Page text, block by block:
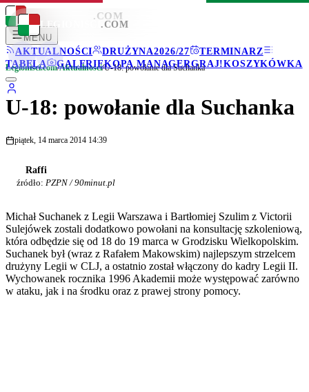
LEGIONISCI .COM
MENU
AKTUALNOŚCI
DRUŻYNA2026/27
TERMINARZ
TABELA
GALERIEKOPA MANAGERGRAJ!KOSZYKÓWKA
LEGIONISCI .COM
Legionisci.com/Aktualności/U-18: powołanie dla Suchanka
U-18: powołanie dla Suchanka
piątek, 14 marca 2014 14:39
Raffi
źródło: PZPN / 90minut.pl
Michał Suchanek z Legii Warszawa i Bartłomiej Szulim z Victorii
Sulejówek zostali dodatkowo powołani na konsultację szkoleniową,
która odbędzie się od 18 do 19 marca w Grodzisku Wielkopolskim.
Suchanek był (wraz z Rafałem Makowskim) najlepszym strzelcem
drużyny Legii w CLJ, a ostatnio został włączony do kadry Legii II.
Wychowanek rocznika 1996 Akademii może występować zarówno
w ataku, jak i na środku oraz z prawej strony pomocy.